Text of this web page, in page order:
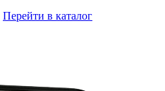
Перейти в каталог